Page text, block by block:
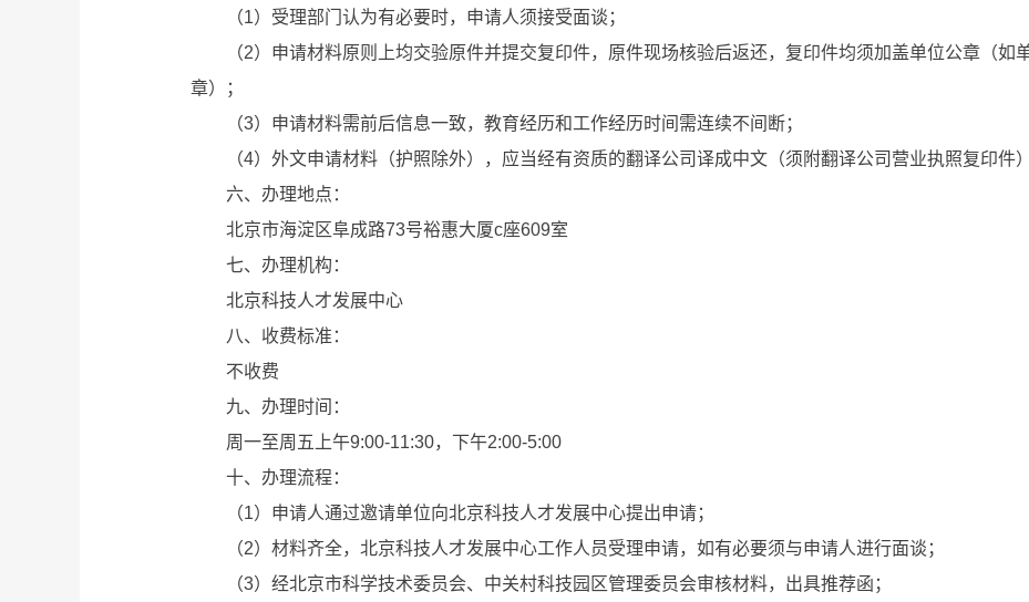
（1）受理部门认为有必要时，申请人须接受面谈；
（2）申请材料原则上均交验原件并提交复印件，原件现场核验后返还，复印件均须加盖单位公章（如
章）；
（3）申请材料需前后信息一致，教育经历和工作经历时间需连续不间断；
（4）外文申请材料（护照除外），应当经有资质的翻译公司译成中文（须附翻译公司营业执照复印件）
六、办理地点：
北京市海淀区阜成路73号裕惠大厦c座609室
七、办理机构：
北京科技人才发展中心
八、收费标准：
不收费
九、办理时间：
周一至周五上午9:00-11:30，下午2:00-5:00
十、办理流程：
（1）申请人通过邀请单位向北京科技人才发展中心提出申请；
（2）材料齐全，北京科技人才发展中心工作人员受理申请，如有必要须与申请人进行面谈；
（3）经北京市科学技术委员会、中关村科技园区管理委员会审核材料，出具推荐函；